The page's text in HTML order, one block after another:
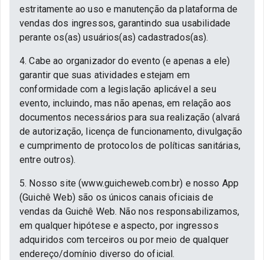
estritamente ao uso e manutenção da plataforma de
vendas dos ingressos, garantindo sua usabilidade
perante os(as) usuários(as) cadastrados(as).
4. Cabe ao organizador do evento (e apenas a ele)
garantir que suas atividades estejam em
conformidade com a legislação aplicável a seu
evento, incluindo, mas não apenas, em relação aos
documentos necessários para sua realização (alvará
de autorização, licença de funcionamento, divulgação
e cumprimento de protocolos de políticas sanitárias,
entre outros).
5. Nosso site (www.guicheweb.com.br) e nosso App
(Guichê Web) são os únicos canais oficiais de
vendas da Guichê Web. Não nos responsabilizamos,
em qualquer hipótese e aspecto, por ingressos
adquiridos com terceiros ou por meio de qualquer
endereço/domínio diverso do oficial.